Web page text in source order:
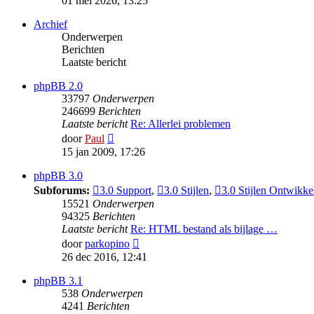
Archief
Onderwerpen
Berichten
Laatste bericht
phpBB 2.0
33797 Onderwerpen
246699 Berichten
Laatste bericht Re: Allerlei problemen
doorPaul
laatste
bericht
15 jan 2009, 17:26
phpBB 3.0
Subforums:
3.0 Support, 3.0 Stijlen, 3.0 Stijlen
15521 Onderwerpen
94325 Berichten
Laatste bericht Re: HTML bestand als bijlage …
doorparkopino
laatste
26 dec 2016, 12:41
phpBB 3.1
538 Onderwerpen
4241 Berichten